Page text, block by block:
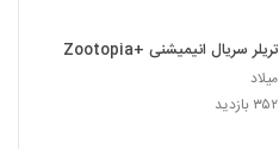
تریلر سریال انیمیشنی +Zootopia
میلاد
۳۵۲ بازدید